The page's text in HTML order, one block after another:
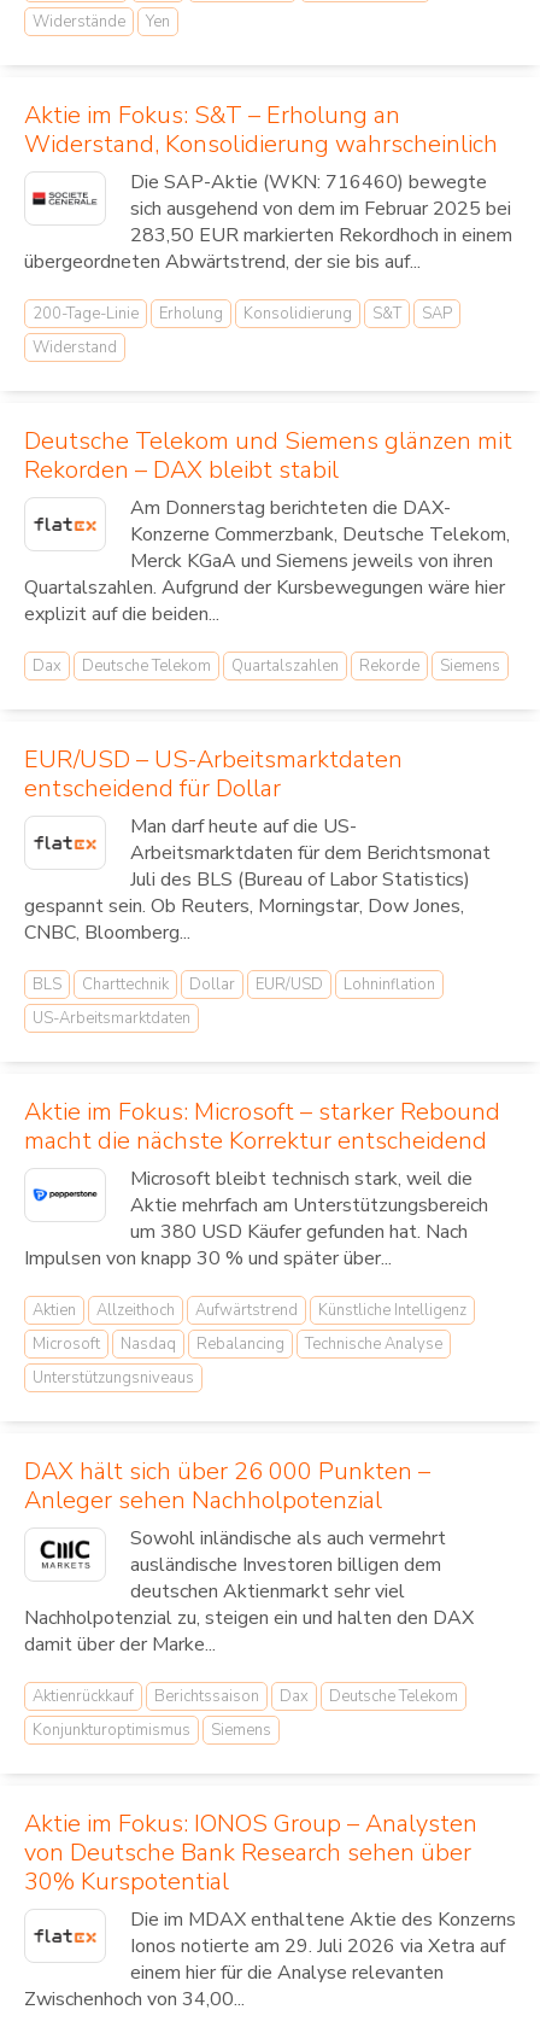
Widerstände
Yen
Aktie im Fokus: S&T – Erholung an
Widerstand, Konsolidierung wahrscheinlich
Die SAP-Aktie (WKN: 716460) bewegte
sich ausgehend von dem im Februar 2025 bei
283,50 EUR markierten Rekordhoch in einem
übergeordneten Abwärtstrend, der sie bis auf...
200-Tage-Linie Erholung Konsolidierung S&T
SAP
Widerstand
Deutsche Telekom und Siemens glänzen mit
Rekorden – DAX bleibt stabil
Am Donnerstag berichteten die DAX-
Konzerne Commerzbank, Deutsche Telekom,
Merck KGaA und Siemens jeweils von ihren
Quartalszahlen. Aufgrund der Kursbewegungen wäre hier
explizit auf die beiden...
Dax Deutsche Telekom Quartalszahlen Rekorde Siemens
EUR/USD – US-Arbeitsmarktdaten
entscheidend für Dollar
Man darf heute auf die US-
Arbeitsmarktdaten für dem Berichtsmonat
Juli des BLS (Bureau of Labor Statistics)
gespannt sein. Ob Reuters, Morningstar, Dow Jones,
CNBC, Bloomberg...
BLS Charttechnik Dollar EUR/USD
Lohninflation
US-Arbeitsmarktdaten
Aktie im Fokus: Microsoft – starker Rebound
macht die nächste Korrektur entscheidend
Microsoft bleibt technisch stark, weil die
Aktie mehrfach am Unterstützungsbereich
um 380 USD Käufer gefunden hat. Nach
Impulsen von knapp 30 % und später über...
Aktien Allzeithoch Aufwärtstrend
Künstliche Intelligenz
Microsoft
Nasdaq Rebalancing
Technische Analyse
Unterstützungsniveaus
DAX hält sich über 26 000 Punkten –
Anleger sehen Nachholpotenzial
Sowohl inländische als auch vermehrt
ausländische Investoren billigen dem
deutschen Aktienmarkt sehr viel
Nachholpotenzial zu, steigen ein und halten den DAX
damit über der Marke...
Aktienrückkauf Berichtssaison Dax
Deutsche Telekom
Konjunkturoptimismus
Siemens
Aktie im Fokus: IONOS Group – Analysten
von Deutsche Bank Research sehen über
30% Kurspotential
Die im MDAX enthaltene Aktie des Konzerns
Ionos notierte am 29. Juli 2026 via Xetra auf
einem hier für die Analyse relevanten
Zwischenhoch von 34,00...